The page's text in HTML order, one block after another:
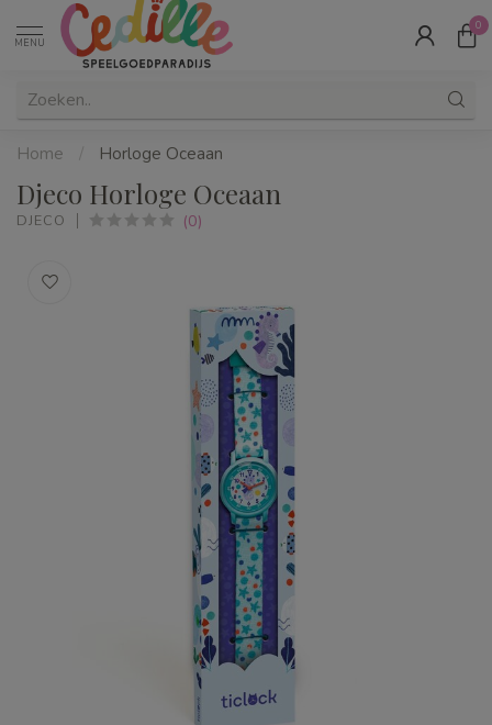
MENU
0
Home / Horloge Oceaan
Djeco Horloge Oceaan
DJECO (0)